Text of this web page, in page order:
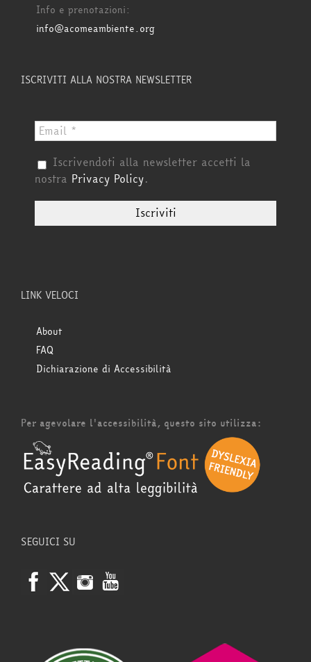
Info e prenotazioni:
info@acomeambiente.org
ISCRIVITI ALLA NOSTRA NEWSLETTER
Iscrivendoti alla newsletter accetti la
nostra Privacy Policy.
LINK VELOCI
About
FAQ
Dichiarazione di Accessibilità
Per agevolare l'accessibilità, questo sito utilizza:
SEGUICI SU